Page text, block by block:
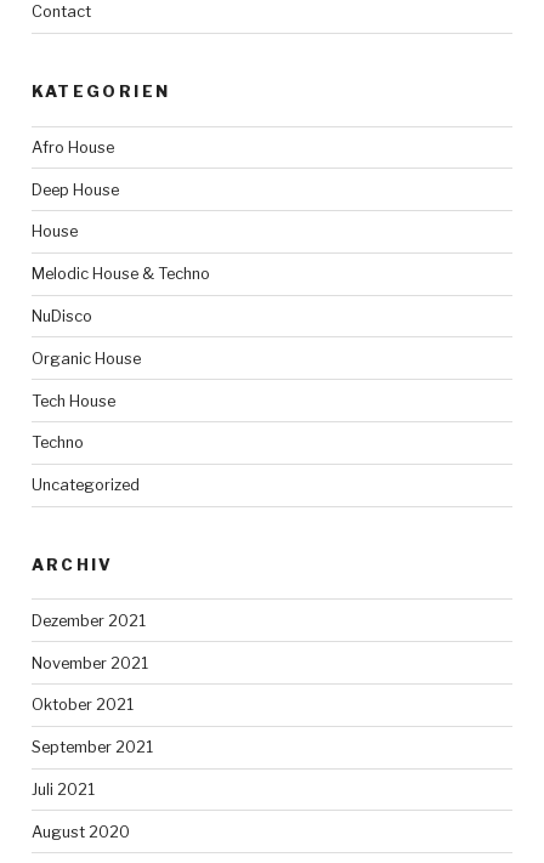
Contact
KATEGORIEN
Afro House
Deep House
House
Melodic House & Techno
NuDisco
Organic House
Tech House
Techno
Uncategorized
ARCHIV
Dezember 2021
November 2021
Oktober 2021
September 2021
Juli 2021
August 2020